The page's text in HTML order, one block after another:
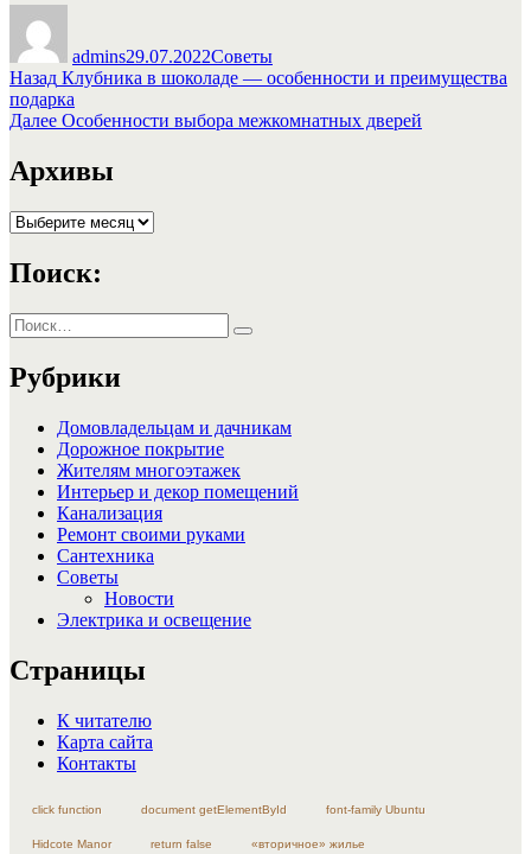
admins29.07.2022Советы
Навигация
по
Назад Предыдущая
запись:
Клубника в шоколаде — особенности и преимущества
подарка
Далее Следующая
Особенности выбора межкомнатных дверей
Архивы
Архивы
Поиск:
Искать:
Поиск
Рубрики
Домовладельцам и дачникам
Дорожное покрытие
Жителям многоэтажек
Интерьер и декор помещений
Канализация
Ремонт своими руками
Сантехника
Советы
Новости
Электрика и освещение
Страницы
К читателю
Карта сайта
Контакты
click function document getElementById font-family Ubuntu
Hidcote Manor return false «вторичное» жилье